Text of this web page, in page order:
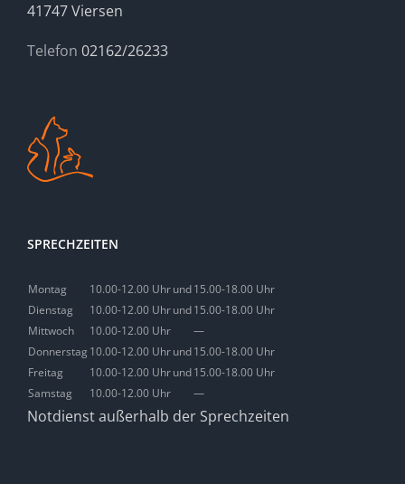
41747 Viersen
Telefon 02162/26233
SPRECHZEITEN
Montag 10.00-12.00 Uhrund15.00-18.00 Uhr
Dienstag
10.00-12.00 Uhrund15.00-18.00 Uhr
Mittwoch
10.00-12.00 Uhr
—
Donnerstag10.00-12.00 Uhrund15.00-18.00 Uhr
Freitag
10.00-12.00 Uhrund15.00-18.00 Uhr
Samstag
10.00-12.00 Uhr —
Notdienst außerhalb der Sprechzeiten